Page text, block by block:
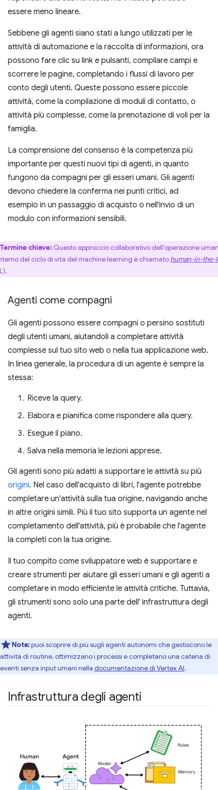
essere meno lineare.
Sebbene gli agenti siano stati a lungo utilizzati per le
attività di automazione e la raccolta di informazioni, ora
possono fare clic su link e pulsanti, compilare campi e
scorrere le pagine, completando i flussi di lavoro per
conto degli utenti. Queste possono essere piccole
attività, come la compilazione di moduli di contatto, o
attività più complesse, come la prenotazione di voli per la
famiglia.
La comprensione del consenso è la competenza più
importante per questi nuovi tipi di agenti, in quanto
fungono da compagni per gli esseri umani. Gli agenti
devono chiedere la conferma nei punti critici, ad
esempio in un passaggio di acquisto o nell'invio di un
modulo con informazioni sensibili.
Termine chiave:Questo approccio collaborativo dell'operazione
del ciclo di vita del machine learning è chiamato human-in-the-
Agenti come compagni
Gli agenti possono essere compagni o persino sostituti
degli utenti umani, aiutandoli a completare attività
complesse sul tuo sito web o nella tua applicazione web.
In linea generale, la procedura di un agente è sempre la
stessa:
Riceve la query.
Elabora e pianifica come rispondere alla query.
Esegue il piano.
Salva nella memoria le lezioni apprese.
Gli agenti sono più adatti a supportare le attività su più
origini. Nel caso dell'acquisto di libri, l'agente potrebbe
completare un'attività sulla tua origine, navigando anche
in altre origini simili. Più il tuo sito supporta un agente nel
completamento dell'attività, più è probabile che l'agente
la completi con la tua origine.
Il tuo compito come sviluppatore web è supportare e
creare strumenti per aiutare gli esseri umani e gli agenti a
completare in modo efficiente le attività critiche. Tuttavia,
gli strumenti sono solo una parte dell' infrastruttura degli
agenti.
Nota:puoi scoprire di più sugli agenti autonomi che gestiscono le
attività di routine, ottimizzano i processi e completano una catena di
eventi senza input umani nella documentazione di Vertex AI.
Infrastruttura degli agenti